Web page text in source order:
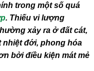
trong một số quá
. Thiếu vi lượng
xảy ra ở đất cát,
nhiệt đới, phong hóa
bởi điều kiện mát mẻ